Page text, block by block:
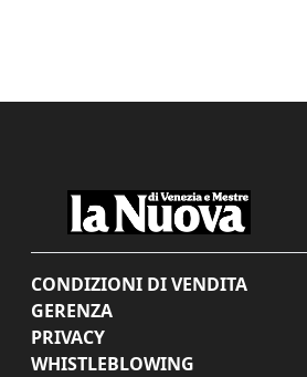
CONDIZIONI DI VENDITA
GERENZA
PRIVACY
WHISTLEBLOWING